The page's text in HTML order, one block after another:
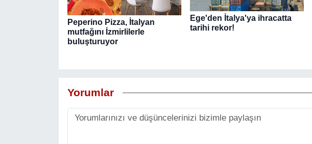
Peperino Pizza, İtalyan
mutfağını İzmirlilerle
buluşturuyor
Ege'den İtalya'ya ihracatta
tarihi rekor!
Yorumlar